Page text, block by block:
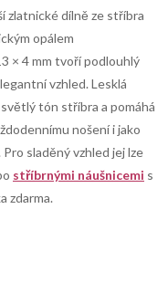
zlatnické dílně ze stříbra
opálem
× 4 mm tvoří podlouhlý
vzhled. Lesklá
tón stříbra a pomáhá
nošení i jako
sladěný vzhled jej lze
stříbrnými náušnicemi s
zdarma.